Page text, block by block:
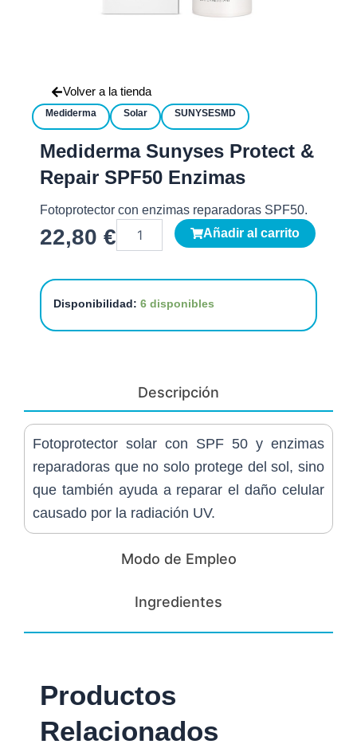
Volver a la tienda
Mediderma Solar SUNYSESMD
Mediderma Sunyses Protect &
Repair SPF50 Enzimas
Fotoprotector con enzimas reparadoras SPF50.
22,80 € Mediderma
Sunyses
SPF50
Añadir al carrito
Disponibilidad: 6 disponibles
Descripción
Modo de Empleo
Ingredientes
Fotoprotector solar con SPF 50 y enzimas
reparadoras que no solo protege del sol, sino
que también ayuda a reparar el daño celular
causado por la radiación UV.
Productos
Relacionados